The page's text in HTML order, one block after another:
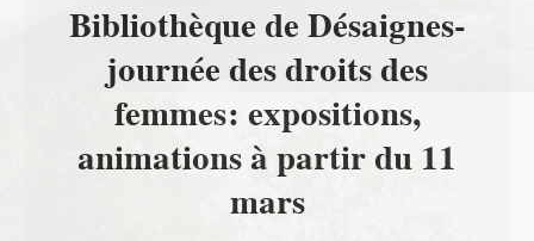
Bibliothèque de Désaignes-
journée des droits des
femmes: expositions,
animations à partir du 11
mars